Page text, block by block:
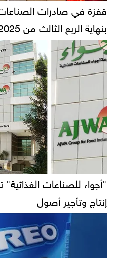
بنهاية الربع الثالث من 2025
"أجواء للصناعات
إنتاج وتأجير أصول